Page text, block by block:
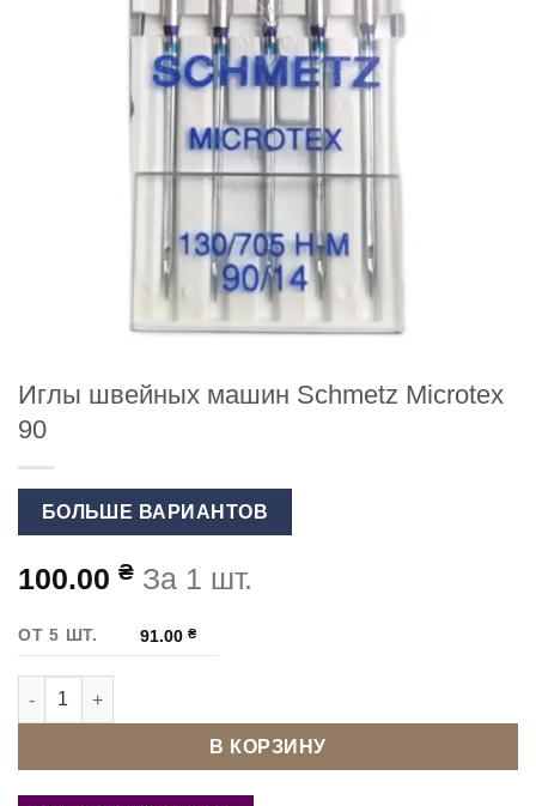
Иглы швейных машин Schmetz Microtex
90
БОЛЬШЕ ВАРИАНТОВ
100.00 ₴ За 1 шт.
ОТ 5 ШТ. 91.00₴
Количество товара Иглы швейных машин Schmetz Microtex
В КОРЗИНУ